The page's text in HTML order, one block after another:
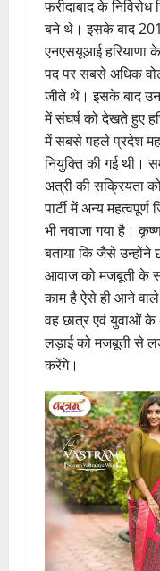
फरीदाबाद के
बने थे। इसके बाद
एनएसयूआई हरियाणा
पद पर सबसे अधिक
जीते थे। इसके बाद
में संघर्ष को देखते हुए
में सबसे पहले प्रदेश
नियुक्ति की गई थी।
अत्री की सक्रियता
पार्टी में अन्य महत्वपूर्ण
भी नवाजा गया है।
बताया कि जैसे उन्होंने
आवाज को मजबूती के
काम है ऐसे ही आने वाले
वह छात्र एवं युवाओं के
लड़ाई को मजबूती से
करेंगे।